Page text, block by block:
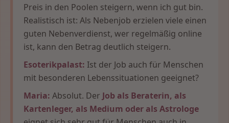
Preis in den Poolen steigern, wenn ich gut bin.
Realistisch ist: Als Nebenjob erzielen viele einen
guten Nebenverdienst, wer regelmäßig online
ist, kann den Betrag deutlich steigern.
Esoterikpalast: Ist der Job auch für Menschen
mit besonderen Lebenssituationen geeignet?
Maria: Absolut. Der Job als Beraterin, als
Kartenleger, als Medium oder als Astrologe